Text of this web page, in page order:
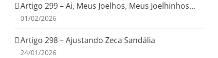
Artigo 299 – Ai, Meus Joelhos, Meus Joelhinhos…
01/02/2026
Artigo 298 – Ajustando Zeca Sandália
24/01/2026